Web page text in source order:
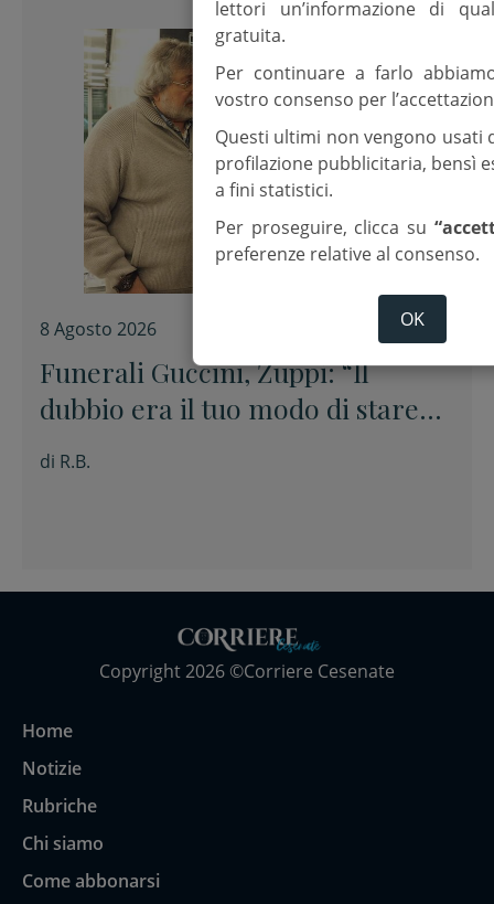
8 Agosto 2026
Funerali Guccini, Zuppi: “Il
dubbio era il tuo modo di stare
davanti alle cose senza barare”
di R.B.
Copyright 2026 ©Corriere Cesenate
Home
Notizie
Rubriche
Chi siamo
Come abbonarsi
lettori un’informazione di
gratuita.
Per continuare a farlo
vostro consenso per
Questi ultimi non vengono usati
profilazione pubblicitaria, bensì
a fini statistici.
Per proseguire, clicca su
preferenze relative al consenso.
OK